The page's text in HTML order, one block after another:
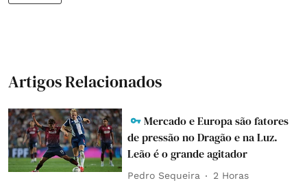
Artigos Relacionados
Mercado e Europa são fatores
de pressão no Dragão e na Luz.
Leão é o grande agitador
Pedro Sequeira 2 Horas